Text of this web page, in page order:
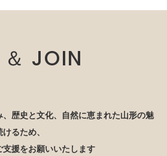
JOIN
歴史と文化、自然に恵まれた山形の魅
るため、
援をお願いいたします